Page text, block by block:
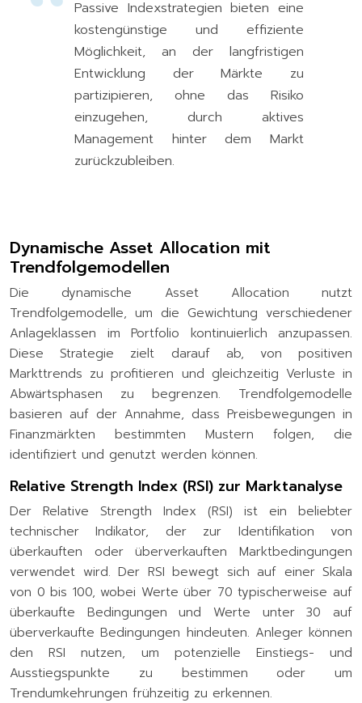
Passive Indexstrategien bieten eine
kostengünstige und effiziente
Möglichkeit, an der langfristigen
Entwicklung der Märkte zu
partizipieren, ohne das Risiko
einzugehen, durch aktives
Management hinter dem Markt
zurückzubleiben.
Dynamische Asset Allocation mit
Trendfolgemodellen
Die dynamische Asset Allocation nutzt
Trendfolgemodelle, um die Gewichtung verschiedener
Anlageklassen im Portfolio kontinuierlich anzupassen.
Diese Strategie zielt darauf ab, von positiven
Markttrends zu profitieren und gleichzeitig Verluste in
Abwärtsphasen zu begrenzen. Trendfolgemodelle
basieren auf der Annahme, dass Preisbewegungen in
Finanzmärkten bestimmten Mustern folgen, die
identifiziert und genutzt werden können.
Relative Strength Index (RSI) zur Marktanalyse
Der Relative Strength Index (RSI) ist ein beliebter
technischer Indikator, der zur Identifikation von
überkauften oder überverkauften Marktbedingungen
verwendet wird. Der RSI bewegt sich auf einer Skala
von 0 bis 100, wobei Werte über 70 typischerweise auf
überkaufte Bedingungen und Werte unter 30 auf
überverkaufte Bedingungen hindeuten. Anleger können
den RSI nutzen, um potenzielle Einstiegs- und
Ausstiegspunkte zu bestimmen oder um
Trendumkehrungen frühzeitig zu erkennen.